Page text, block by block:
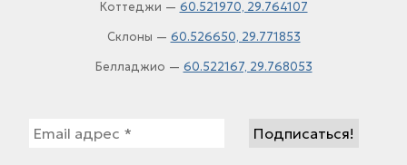
Коттеджи — 60.521970, 29.764107
Склоны — 60.526650, 29.771853
Белладжио — 60.522167, 29.768053